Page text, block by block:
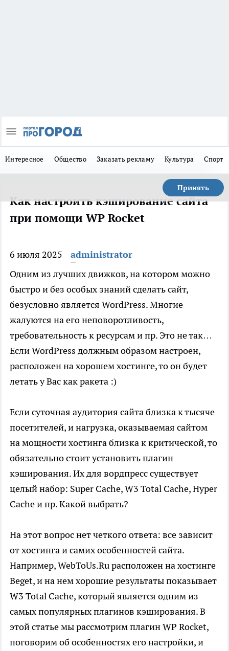
Интересное Общество Заказать рекламу Культура Спорт
Принять
Как настроить кэширование сайта
при помощи WP Rocket
6 июля 2025
administrator
Одним из лучших движков, на котором можно
быстро и без особых знаний сделать сайт,
безусловно является WordPress. Многие
жалуются на его неповоротливость,
требовательность к ресурсам и пр. Это не так…
Если WordPress должным образом настроен,
расположен на хорошем хостинге, то он будет
летать у Вас как ракета :)
Если суточная аудитория сайта близка к тысяче
посетителей, и нагрузка, оказываемая сайтом
на мощности хостинга близка к критической, то
обязательно стоит установить плагин
кэширования. Их для вордпресс существует
целый набор: Super Cache, W3 Total Cache, Hyper
Cache и пр. Какой выбрать?
На этот вопрос нет четкого ответа: все зависит
от хостинга и самих особенностей сайта.
Например, WebToUs.Ru расположен на хостинге
Beget, и на нем хорошие результаты показывает
W3 Total Cache, который является одним из
самых популярных плагинов кэширования. В
этой статье мы рассмотрим плагин WP Rocket,
поговорим об особенностях его настройки, и